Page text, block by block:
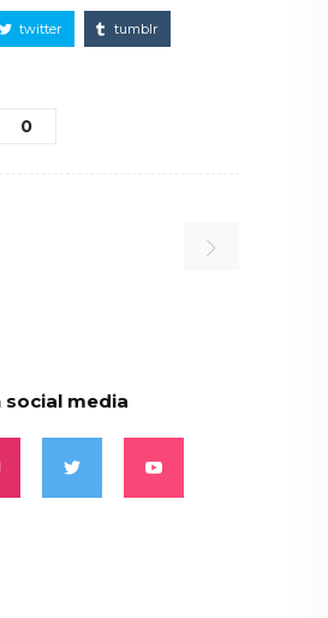
twitter tumblr
0
social media